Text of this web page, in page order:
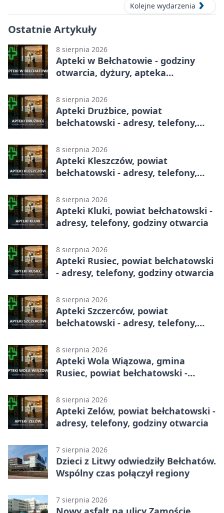
Kolejne wydarzenia
Ostatnie Artykuły
8 sierpnia 2026
Apteki w Bełchatowie - godziny
otwarcia, dyżury, apteka
8 sierpnia 2026
Apteki Drużbice, powiat
bełchatowski - adresy, telefony,
8 sierpnia 2026
Apteki Kleszczów, powiat
bełchatowski - adresy, telefony,
8 sierpnia 2026
Apteki Kluki, powiat bełchatowski -
adresy, telefony, godziny otwarcia
8 sierpnia 2026
Apteki Rusiec, powiat bełchatowski
- adresy, telefony, godziny otwarcia
8 sierpnia 2026
Apteki Szczerców, powiat
bełchatowski - adresy, telefony,
8 sierpnia 2026
Apteki Wola Wiązowa, gmina
Rusiec, powiat bełchatowski -
8 sierpnia 2026
Apteki Zelów, powiat bełchatowski -
adresy, telefony, godziny otwarcia
7 sierpnia 2026
Dzieci z Litwy odwiedziły Bełchatów.
Wspólny czas połączył regiony
7 sierpnia 2026